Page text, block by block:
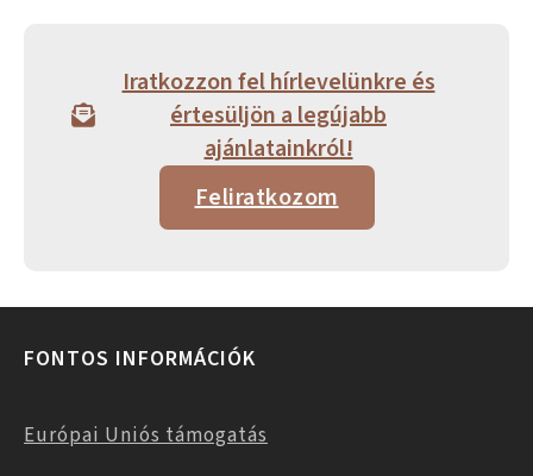
Iratkozzon fel hírlevelünkre és
értesüljön a legújabb
ajánlatainkról!
Feliratkozom
FONTOS INFORMÁCIÓK
Európai Uniós támogatás